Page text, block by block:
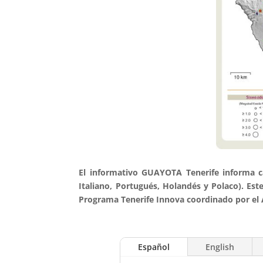
El informativo GUAYOTA Tenerife informa
Italiano, Portugués, Holandés y Polaco).
Programa Tenerife Innova coordinado por
Español English